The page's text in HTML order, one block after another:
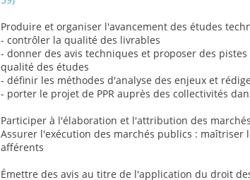
Produire et organiser l'avancement des études
- contrôler la qualité des livrables
- donner des avis techniques et proposer des
qualité des études
- définir les méthodes d'analyse des enjeux et
- porter le projet de PPR auprès des collectivités
Participer à l'élaboration et l'attribution des marchés
Assurer l'exécution des marchés publics : maîtriser
afférents
Émettre des avis au titre de l'application du droit